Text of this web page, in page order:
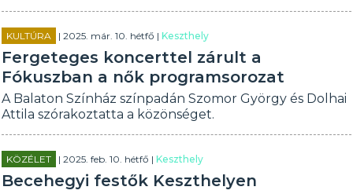
KULTÚRA | 2025. már. 10. hétfő |Keszthely
Fergeteges koncerttel zárult a
Fókuszban a nők programsorozat
A Balaton Színház színpadán Szomor György és Dolhai
Attila szórakoztatta a közönséget.
KÖZÉLET | 2025. feb. 10. hétfő |Keszthely
Becehegyi festők Keszthelyen